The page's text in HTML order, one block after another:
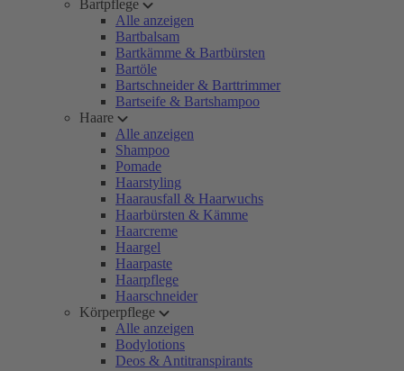
Bartpflege
Alle anzeigen
Bartbalsam
Bartkämme & Bartbürsten
Bartöle
Bartschneider & Barttrimmer
Bartseife & Bartshampoo
Haare
Alle anzeigen
Shampoo
Pomade
Haarstyling
Haarausfall & Haarwuchs
Haarbürsten & Kämme
Haarcreme
Haargel
Haarpaste
Haarpflege
Haarschneider
Körperpflege
Alle anzeigen
Bodylotions
Deos & Antitranspirants